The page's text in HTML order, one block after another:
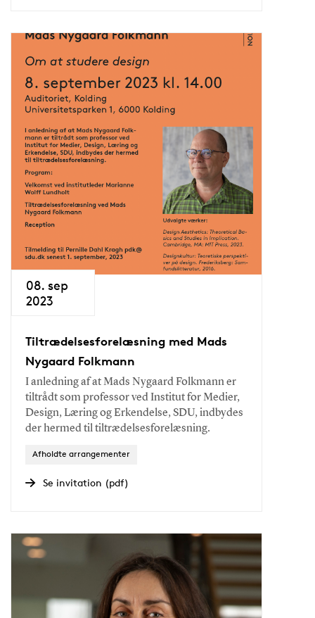
08. sep
2023
Tiltrædelsesforelæsning med Mads
Nygaard Folkmann
I anledning af at Mads Nygaard Folkmann er
tiltrådt som professor ved Institut for Medier,
Design, Læring og Erkendelse, SDU, indbydes
der hermed til tiltrædelsesforelæsning.
Afholdte arrangementer
Se invitation (pdf)